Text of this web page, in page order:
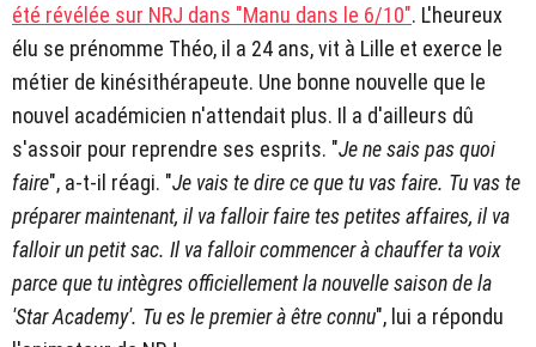
été révélée sur NRJ dans "Manu dans le 6/10". L'heureux
élu se prénomme Théo, il a 24 ans, vit à Lille et exerce le
métier de kinésithérapeute. Une bonne nouvelle que le
nouvel académicien n'attendait plus. Il a d'ailleurs dû
s'assoir pour reprendre ses esprits. "Je ne sais pas quoi
faire", a-t-il réagi. "Je vais te dire ce que tu vas faire. Tu vas te
préparer maintenant, il va falloir faire tes petites affaires, il va
falloir un petit sac. Il va falloir commencer à chauffer ta voix
parce que tu intègres officiellement la nouvelle saison de la
'Star Academy'. Tu es le premier à être connu", lui a répondu